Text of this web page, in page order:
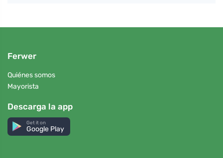
Ferwer
Quiénes somos
Mayorista
Descarga la app
Get it on
Google Play